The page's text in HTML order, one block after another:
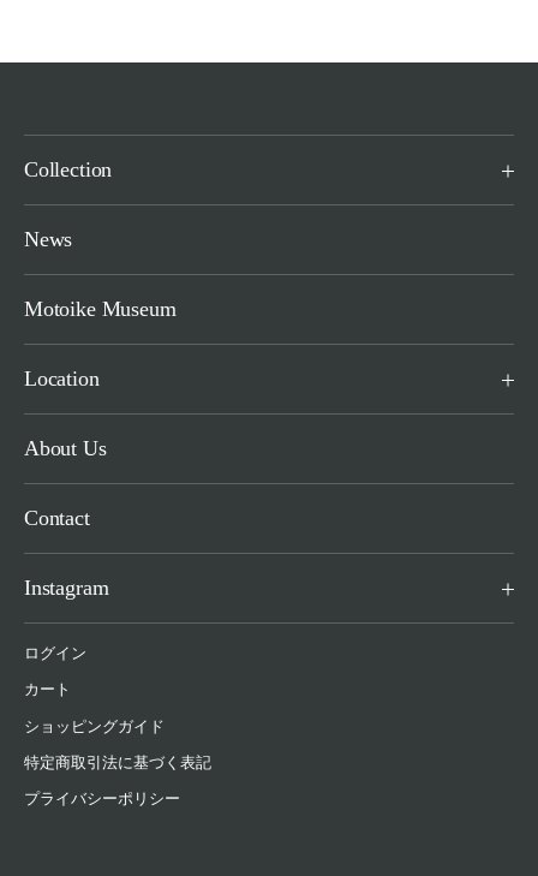
Collection
News
Motoike Museum
Location
About Us
Contact
Instagram
ログイン
カート
ショッピングガイド
特定商取引法に基づく表記
プライバシーポリシー